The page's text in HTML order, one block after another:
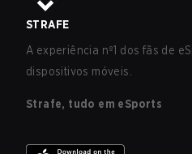
STRAFE
A experiência nº1 dos fãs de
dispositivos móveis.
Strafe, tudo em eSports